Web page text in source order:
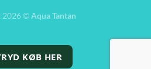
2026 ©Aqua Tantan
KØB HER